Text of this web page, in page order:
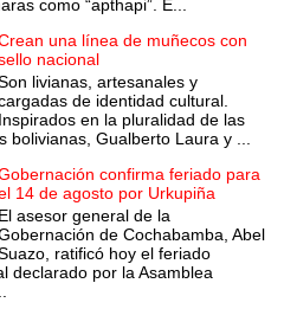
como “apthapi”. E...
una línea de muñecos con
nacional
livianas, artesanales y
de identidad cultural.
Inspirados en la pluralidad de las
bolivianas, Gualberto Laura y ...
confirma feriado para
14 de agosto por Urkupiña
El asesor general de la
de Cochabamba, Abel
ratificó hoy el feriado
declarado por la Asamblea